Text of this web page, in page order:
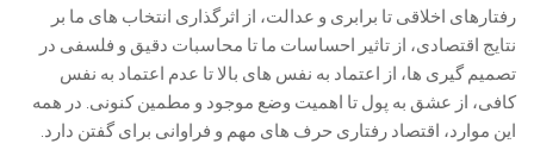
رفتارهای اخلاقی تا برابری و عدالت، از اثرگذاری انتخاب های ما بر
نتایج اقتصادی، از تاثیر احساسات ما تا محاسبات دقیق و فلسفی در
تصمیم گیری ها، از اعتماد به نفس های بالا تا عدم اعتماد به نفس
کافی، از عشق به پول تا اهمیت وضع موجود و مطمين کنونی. در همه
این موارد، اقتصاد رفتاری حرف های مهم و فراوانی برای گفتن دارد.